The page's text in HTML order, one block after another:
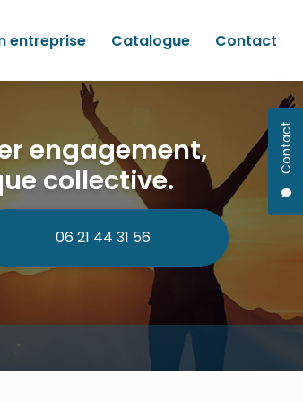
Contact
entreprise Catalogue Contact
engagement,
collective.
06 21 44 31 56